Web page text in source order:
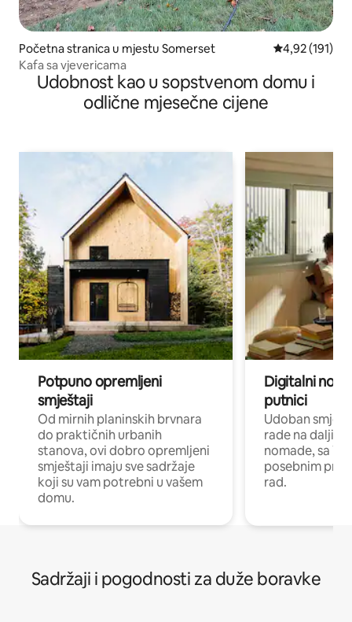
Početna stranica u mjestu Somerset prosječna
4,92 (191)
Kafa sa vjevericama
Udobnost kao u sopstvenom domu i
odlične mjesečne cijene
Potpuno opremljeni
smještaji
Od mirnih planinskih brvnara
do praktičnih urbanih
stanova, ovi dobro opremljeni
smještaji imaju sve sadržaje
koji su vam potrebni u vašem
domu.
Digitalni
putnici
Udoban
rade na
nomade, sa
posebnim
rad.
Sadržaji i pogodnosti za duže boravke